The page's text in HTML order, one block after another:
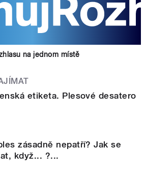
na jednom místě
etiketa. Plesové desatero
zásadně nepatří? Jak se
když... ?...